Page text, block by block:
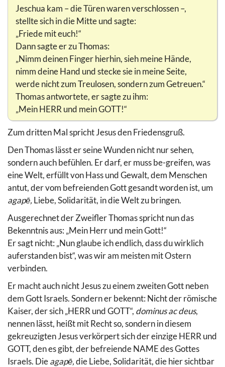
Jeschua kam – die Türen waren verschlossen –,
stellte sich in die Mitte und sagte:
„Friede mit euch!“
Dann sagte er zu Thomas:
„Nimm deinen Finger hierhin, sieh meine Hände,
nimm deine Hand und stecke sie in meine Seite,
werde nicht zum Treulosen, sondern zum Getreuen.“
Thomas antwortete, er sagte zu ihm:
„Mein HERR und mein GOTT!“
Zum dritten Mal spricht Jesus den Friedensgruß.
Den Thomas lässt er seine Wunden nicht nur sehen,
sondern auch befühlen. Er darf, er muss be-greifen, was
eine Welt, erfüllt von Hass und Gewalt, dem Menschen
antut, der vom befreienden Gott gesandt worden ist, um
agapē, Liebe, Solidarität, in die Welt zu bringen.
Ausgerechnet der Zweifler Thomas spricht nun das
Bekenntnis aus: „Mein Herr und mein Gott!“
Er sagt nicht: „Nun glaube ich endlich, dass du wirklich
auferstanden bist“, was wir am meisten mit Ostern
verbinden.
Er macht auch nicht Jesus zu einem zweiten Gott neben
dem Gott Israels. Sondern er bekennt: Nicht der römische
Kaiser, der sich „HERR und GOTT“, dominus ac deus,
nennen lässt, heißt mit Recht so, sondern in diesem
gekreuzigten Jesus verkörpert sich der einzige HERR und
GOTT, den es gibt, der befreiende NAME des Gottes
Israels. Dieagapē,die Liebe, Solidarität, die hier sichtbar